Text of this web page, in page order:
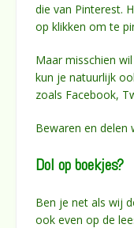
die van Pinterest.
op klikken om te
Maar misschien
kun je natuurlijk
zoals Facebook,
Bewaren en delen
Dol op boekjes?
Ben je net als wij
ook even op de